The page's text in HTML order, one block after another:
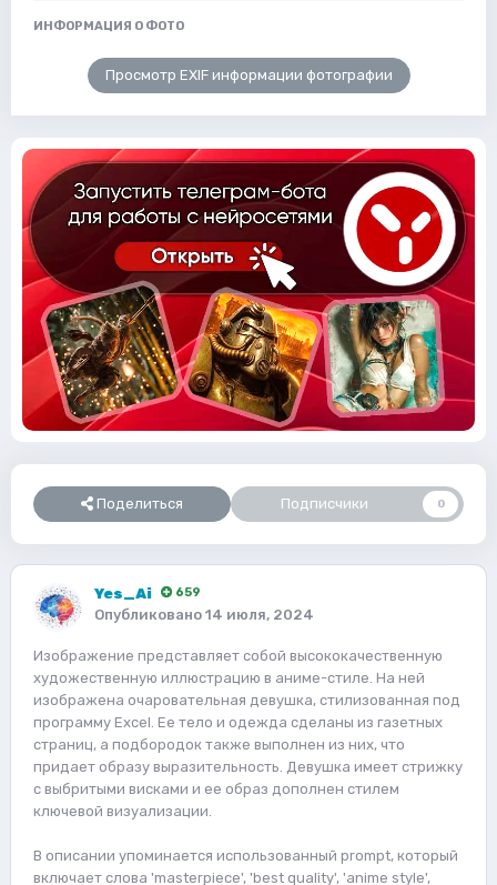
ИНФОРМАЦИЯ О ФОТО
Просмотр EXIF информации фотографии
Поделиться Подписчики 0
Yes_Ai 659
Опубликовано 14 июля, 2024
Изображение представляет собой высококачественную
художественную иллюстрацию в аниме-стиле. На ней
изображена очаровательная девушка, стилизованная под
программу Excel. Ее тело и одежда сделаны из газетных
страниц, а подбородок также выполнен из них, что
придает образу выразительность. Девушка имеет стрижку
с выбритыми висками и ее образ дополнен стилем
ключевой визуализации.
В описании упоминается использованный prompt, который
включает слова 'masterpiece', 'best quality', 'anime style',